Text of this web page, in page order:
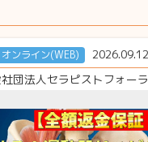
オンライン(WEB)
団法人セラピストフォー